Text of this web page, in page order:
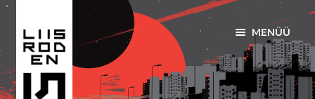
Liigu
navigeerimisele
Liigu
sisu
juurde
MENÜÜ